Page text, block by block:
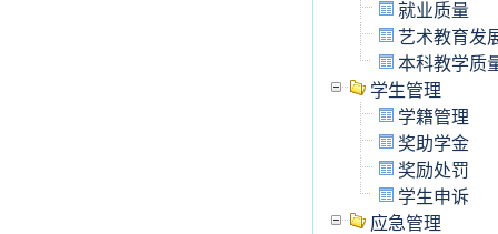
就业质量
艺术教育发
本科教学质
学生管理
学籍管理
奖助学金
奖励处罚
学生申诉
应急管理